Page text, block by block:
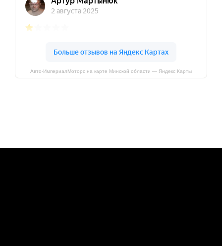
Авто-ИмпериалМоторс на карте Минской области — Яндекс Карты